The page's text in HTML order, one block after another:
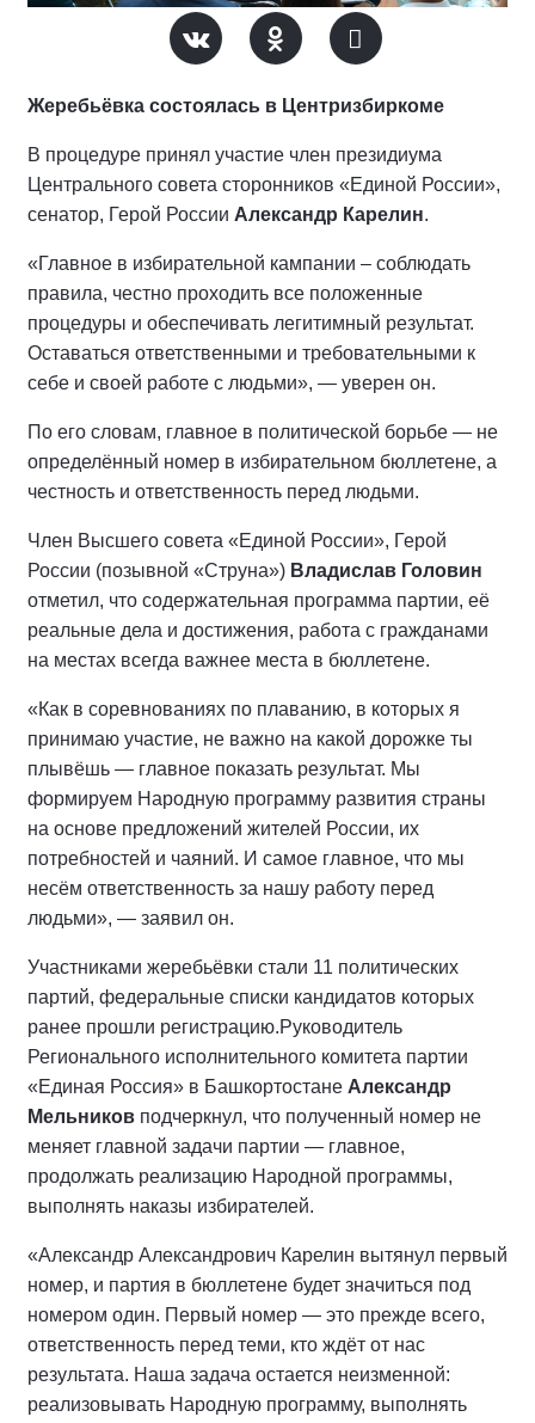
Жеребьёвка состоялась в Центризбиркоме
В процедуре принял участие член президиума
Центрального совета сторонников «Единой России»,
сенатор, Герой России Александр Карелин.
«Главное в избирательной кампании – соблюдать
правила, честно проходить все положенные
процедуры и обеспечивать легитимный результат.
Оставаться ответственными и требовательными к
себе и своей работе с людьми», — уверен он.
По его словам, главное в политической борьбе — не
определённый номер в избирательном бюллетене, а
честность и ответственность перед людьми.
Член Высшего совета «Единой России», Герой
России (позывной «Струна») Владислав Головин
отметил, что содержательная программа партии, её
реальные дела и достижения, работа с гражданами
на местах всегда важнее места в бюллетене.
«Как в соревнованиях по плаванию, в которых я
принимаю участие, не важно на какой дорожке ты
плывёшь — главное показать результат. Мы
формируем Народную программу развития страны
на основе предложений жителей России, их
потребностей и чаяний. И самое главное, что мы
несём ответственность за нашу работу перед
людьми», — заявил он.
Участниками жеребьёвки стали 11 политических
партий, федеральные списки кандидатов которых
ранее прошли регистрацию.Руководитель
Регионального исполнительного комитета партии
«Единая Россия» в Башкортостане Александр
Мельников подчеркнул, что полученный номер не
меняет главной задачи партии — главное,
продолжать реализацию Народной программы,
выполнять наказы избирателей.
«Александр Александрович Карелин вытянул первый
номер, и партия в бюллетене будет значиться под
номером один. Первый номер — это прежде всего,
ответственность перед теми, кто ждёт от нас
результата. Наша задача остается неизменной:
реализовывать Народную программу, выполнять